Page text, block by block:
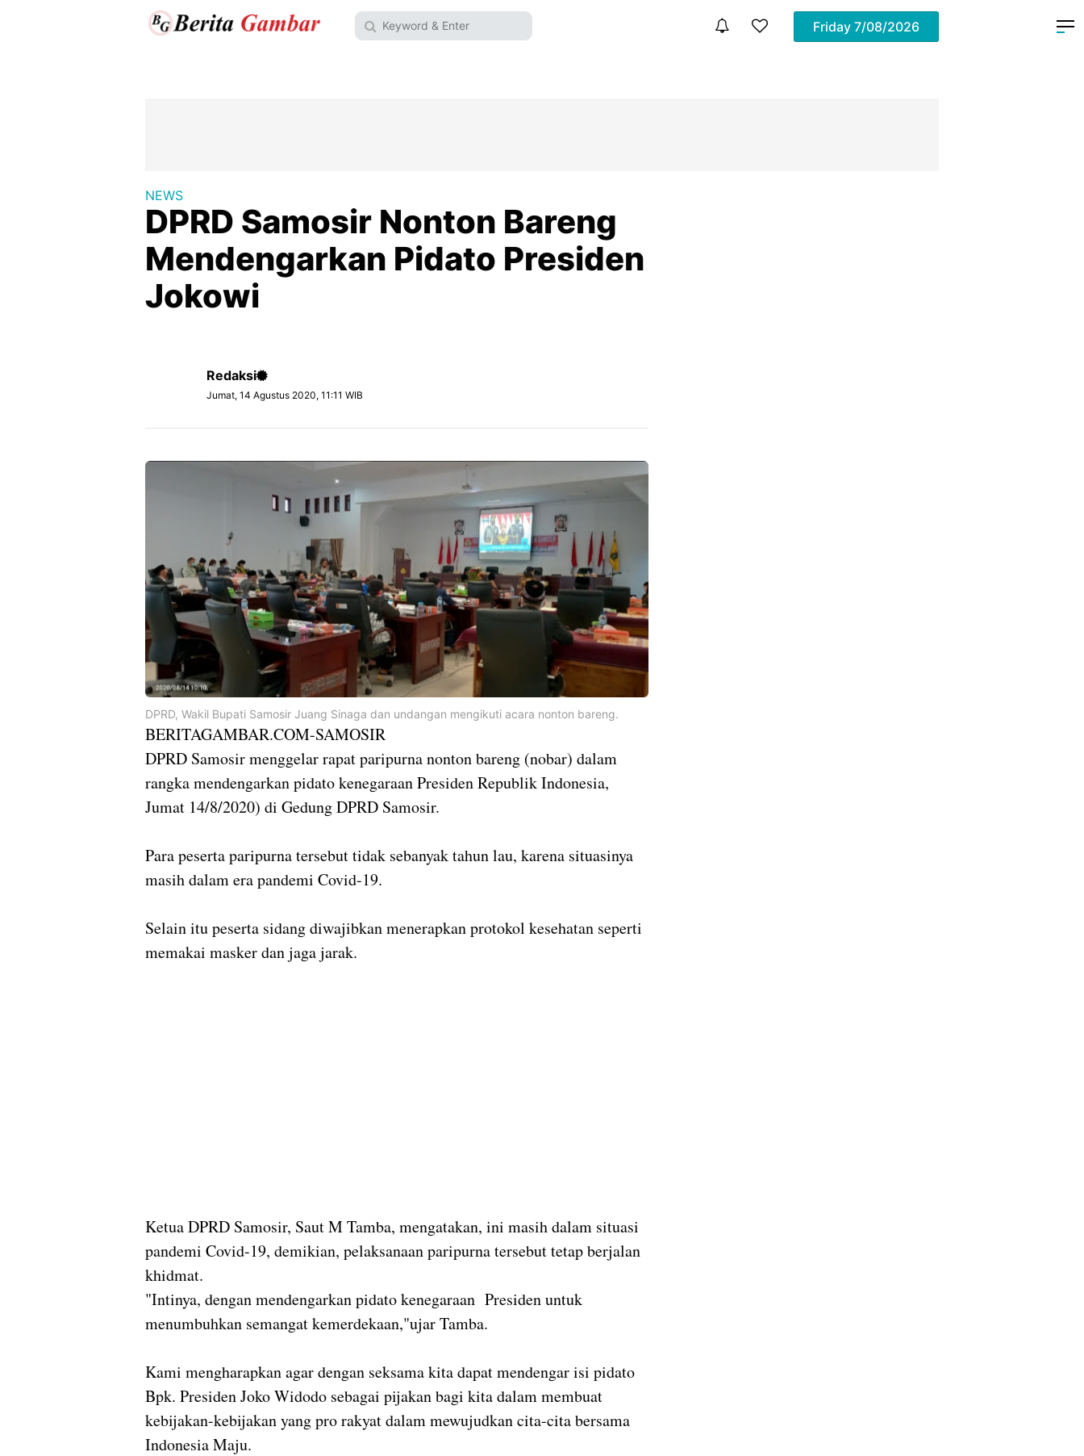
Friday 7/08/2026
NEWS
DPRD Samosir Nonton Bareng
Mendengarkan Pidato Presiden
Jokowi
Redaksi
Jumat, 14 Agustus 2020, 11:11 WIB
DPRD, Wakil Bupati Samosir Juang Sinaga dan undangan mengikuti acara nonton bareng.
BERITAGAMBAR.COM-SAMOSIR
DPRD Samosir menggelar rapat paripurna nonton bareng (nobar) dalam
rangka mendengarkan pidato kenegaraan Presiden Republik Indonesia,
Jumat 14/8/2020) di Gedung DPRD Samosir.
Para peserta paripurna tersebut tidak sebanyak tahun lau, karena situasinya
masih dalam era pandemi Covid-19.
Selain itu peserta sidang diwajibkan menerapkan protokol kesehatan seperti
memakai masker dan jaga jarak.
Ketua DPRD Samosir, Saut M Tamba, mengatakan, ini masih dalam situasi
pandemi Covid-19, demikian, pelaksanaan paripurna tersebut tetap berjalan
khidmat.
"Intinya, dengan mendengarkan pidato kenegaraan Presiden untuk
menumbuhkan semangat kemerdekaan,"ujar Tamba.
Kami mengharapkan agar dengan seksama kita dapat mendengar isi pidato
Bpk. Presiden Joko Widodo sebagai pijakan bagi kita dalam membuat
kebijakan-kebijakan yang pro rakyat dalam mewujudkan cita-cita bersama
Indonesia Maju.